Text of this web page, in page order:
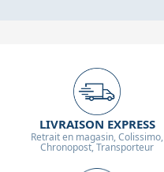
LIVRAISON EXPRESS
Retrait en magasin, Colissimo,
Chronopost, Transporteur